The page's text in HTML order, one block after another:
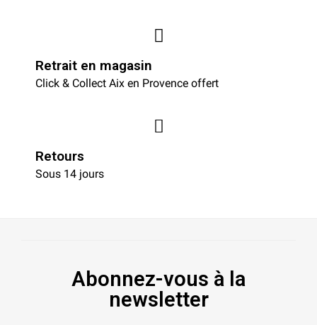
Retrait en magasin
Click & Collect Aix en Provence offert
Retours
Sous 14 jours
Abonnez-vous à la
newsletter